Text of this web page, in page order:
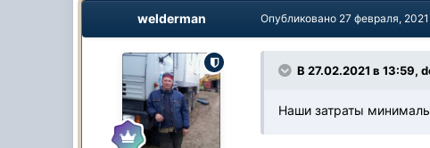
welderman Опубликовано 27 февраля, 2021
В 27.02.2021 в 13:59,
Наши затраты